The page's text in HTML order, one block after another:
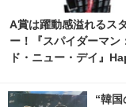
A賞は躍動感溢れるス
ー！『スパイダーマン
ド・ニュー・デイ』
“韓